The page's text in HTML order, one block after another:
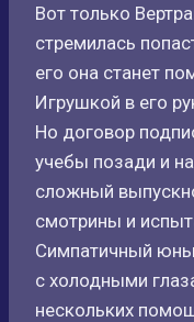
Вот только
стремилась
его она станет
Игрушкой в его
Но договор
учебы позади и
сложный
смотрины и
Симпатичный
с холодными
нескольких